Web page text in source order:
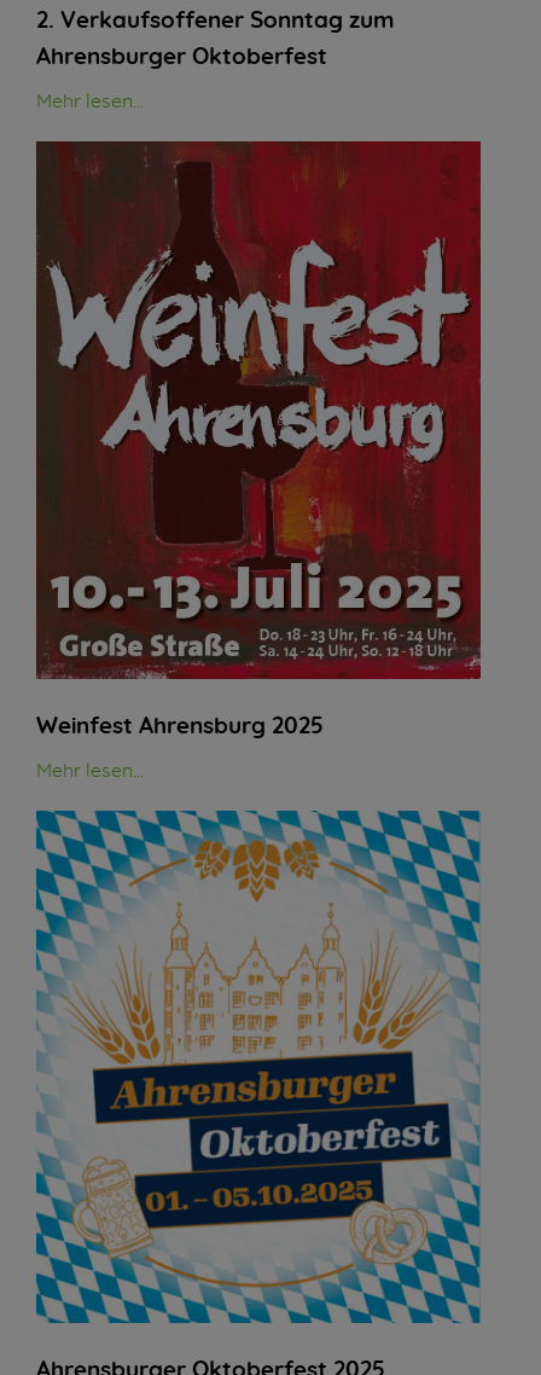
2. Verkaufsoffener Sonntag zum
Ahrensburger Oktoberfest
Mehr lesen...
Weinfest Ahrensburg 2025
Mehr lesen...